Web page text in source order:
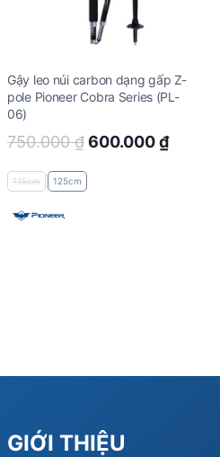
Gậy leo núi carbon dạng gấp Z-
pole Pioneer Cobra Series (PL-
06)
750.000₫Original
600.000₫Current
115cm 125cm
GIỚI THIỆU